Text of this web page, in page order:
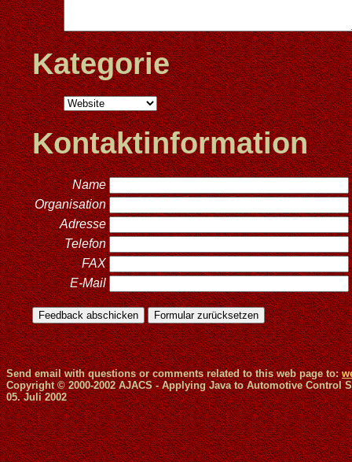
Kategorie
Kontaktinformation
Name
Organisation
Adresse
Telefon
FAX
E-Mail
Send email with questions or comments related to this web page to:
Copyright © 2000-2002 AJACS - Applying Java to Automotive Control
05. Juli 2002